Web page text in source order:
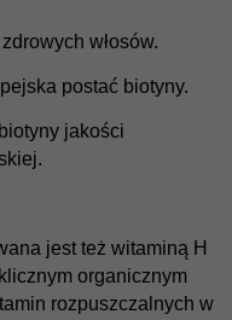
włosów.
postać biotyny.
jakości
jest też witaminą H
organicznym
rozpuszczalnych w